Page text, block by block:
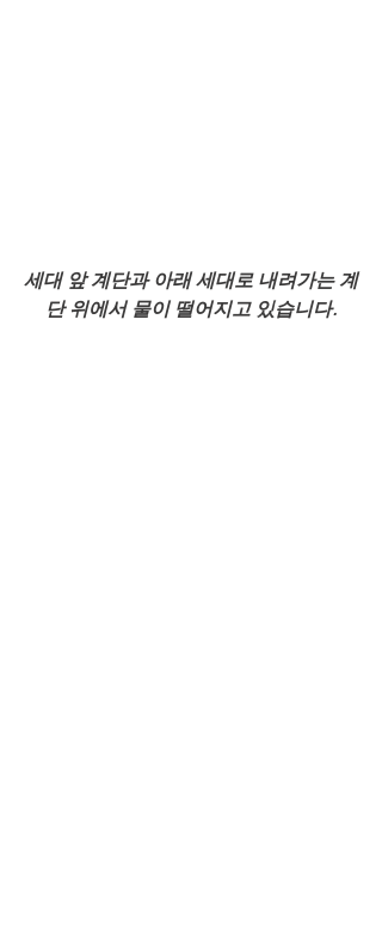
세대 앞 계단과 아래 세대로 내려가는 계
단 위에서 물이 떨어지고 있습니다.